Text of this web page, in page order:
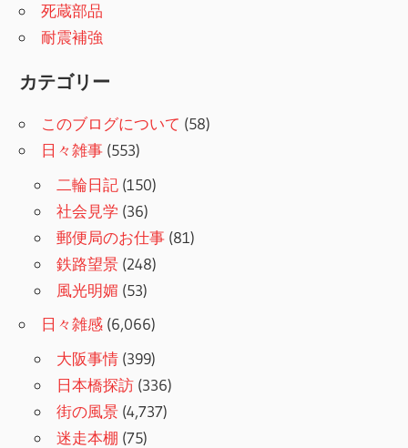
死蔵部品
耐震補強
カテゴリー
このブログについて (58)
日々雑事 (553)
二輪日記 (150)
社会見学 (36)
郵便局のお仕事 (81)
鉄路望景 (248)
風光明媚 (53)
日々雑感 (6,066)
大阪事情 (399)
日本橋探訪 (336)
街の風景 (4,737)
迷走本棚 (75)